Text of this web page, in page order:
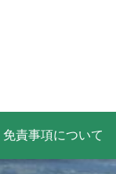
免責事項について